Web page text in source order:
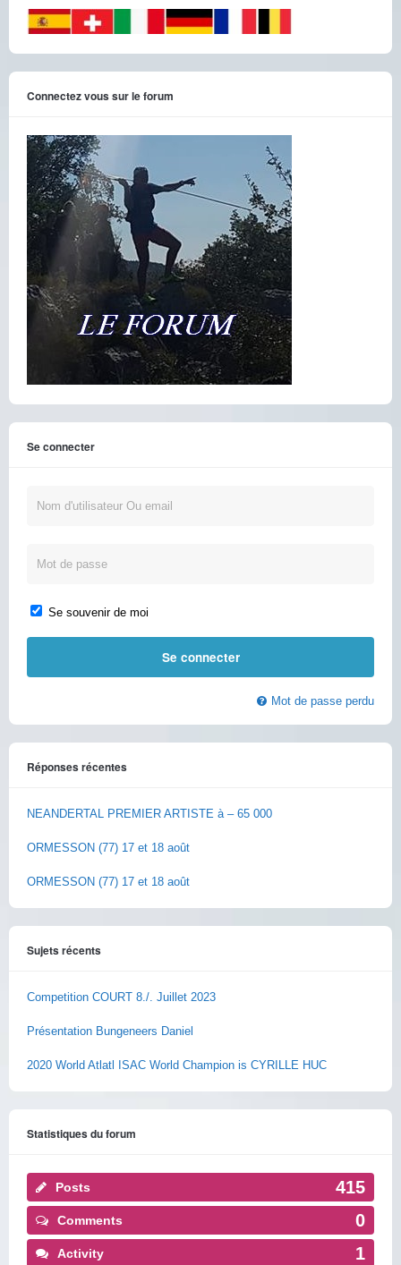
Connectez vous sur le forum
Se connecter
Se souvenir de moi
Mot de passe perdu
Réponses récentes
NEANDERTAL PREMIER ARTISTE à – 65 000
ORMESSON (77) 17 et 18 août
ORMESSON (77) 17 et 18 août
Sujets récents
Competition COURT 8./. Juillet 2023
Présentation Bungeneers Daniel
2020 World Atlatl ISAC World Champion is CYRILLE HUC
Statistiques du forum
Posts 415
Comments 0
Activity 1